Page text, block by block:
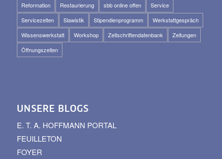
Reformation
Restaurierung sbb online offen
Service
Servicezeiten
Slawistik Stipendienprogramm
Werkstattgespräch
Wissenswerkstatt
Workshop Zeitschriftendatenbank
Zeitungen
Öffnungszeiten
UNSERE BLOGS
E. T. A. HOFFMANN PORTAL
FEUILLETON
FOYER